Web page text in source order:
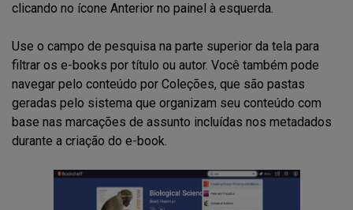
clicando no ícone Anterior no painel à esquerda.
Use o campo de pesquisa na parte superior da tela para
filtrar os e-books por título ou autor. Você também pode
navegar pelo conteúdo por Coleções, que são pastas
geradas pelo sistema que organizam seu conteúdo com
base nas marcações de assunto incluídas nos metadados
durante a criação do e-book.